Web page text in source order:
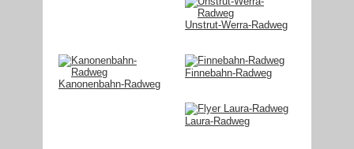
Unstrut-Werra-Radweg
Kanonenbahn-Radweg
Finnebahn-Radweg
Laura-Radweg